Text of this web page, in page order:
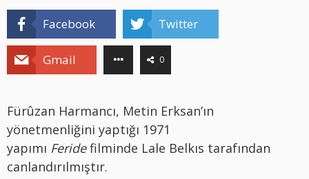
Facebook Twitter
Gmail 0
Fürûzan Harmancı, Metin Erksan’ın
yönetmenliğini yaptığı 1971
yapımı Feridefilminde Lale Belkıs tarafından
canlandırılmıştır.